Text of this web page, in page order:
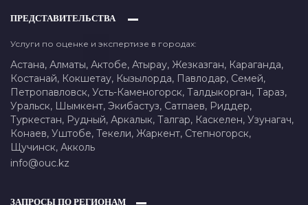
ПРЕДСТАВИТЕЛЬСТВА
Услуги по оценке и экспертизе в городах:
Астана, Алматы, Актобе, Атырау, Жезказган, Караганда,
Костанай, Кокшетау, Кызылорда, Павлодар, Семей,
Петропавловск, Усть-Каменогорск, Талдыкорган, Тараз,
Уральск, Шымкент, Экибастуз, Сатпаев, Риддер,
Туркестан, Рудный, Аркалык, Талгар, Каскелен, Узунагач,
Конаев, Уштобе, Текели, Жаркент, Степногорск,
Щучинск, Акколь
info@ouc.kz
ЗАПРОСЫ ПО РЕГИОНАМ